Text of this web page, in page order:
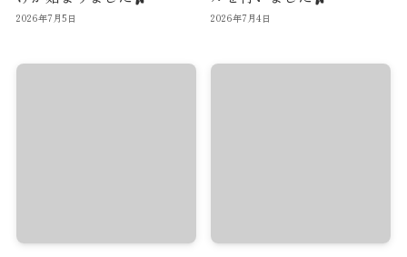
2026年7月5日 2026年7月4日